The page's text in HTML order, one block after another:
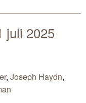
juli 2025
, Joseph Haydn,